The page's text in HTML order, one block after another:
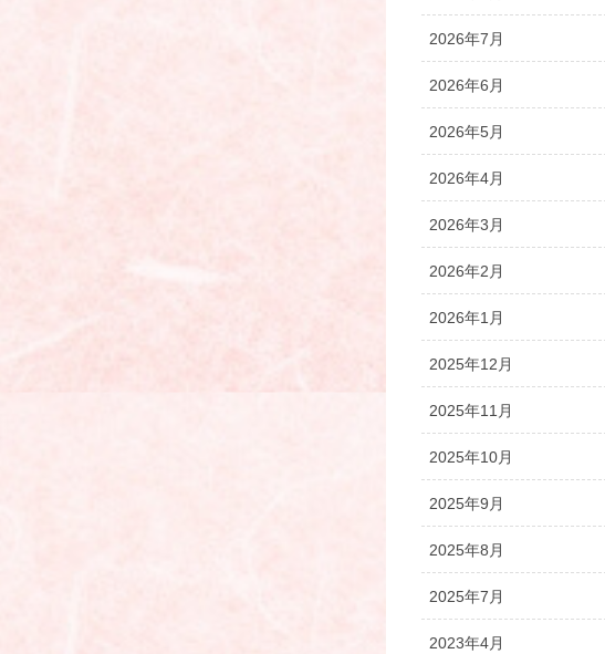
2026年7月
2026年6月
2026年5月
2026年4月
2026年3月
2026年2月
2026年1月
2025年12月
2025年11月
2025年10月
2025年9月
2025年8月
2025年7月
2023年4月